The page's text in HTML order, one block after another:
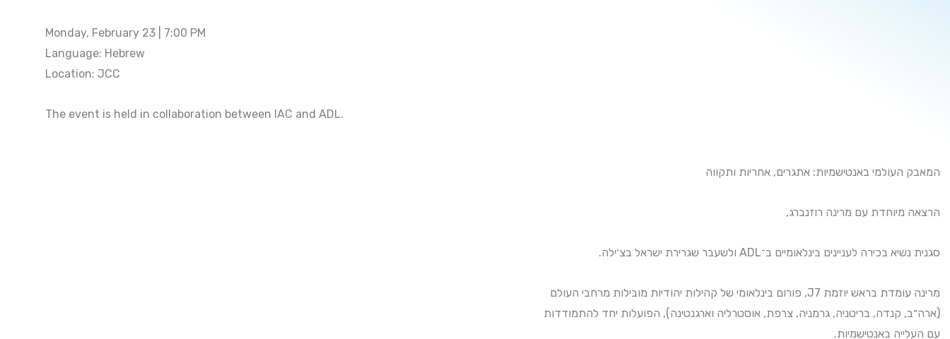
Monday, February 23 | 7:00 PM
Language: Hebrew
Location: JCC
The event is held in collaboration between IAC and ADL.
המאבק העולמי באנטישמיות: אתגרים, אחריות ותקווה
הרצאה מיוחדת עם מרינה רוזנברג,
סגנית נשיא בכירה לעניינים בינלאומיים ב־ADL ולשעבר שגרירת ישראל בצ׳ילה.
מרינה עומדת בראש יוזמת J7, פורום בינלאומי של קהילות יהודיות מובילות מרחבי העולם
(ארה״ב, קנדה, בריטניה, גרמניה, צרפת, אוסטרליה וארגנטינה), הפועלות יחד להתמודדות
עם העלייה באנטישמיות.